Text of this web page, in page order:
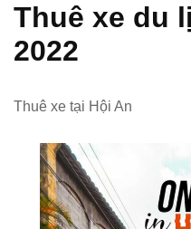
Thuê xe du
2022
Thuê xe tại Hội An